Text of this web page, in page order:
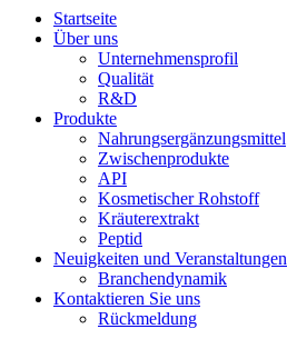
Startseite
Über uns
Unternehmensprofil
Qualität
R&D
Produkte
Nahrungsergänzungsmittel
Zwischenprodukte
API
Kosmetischer Rohstoff
Kräuterextrakt
Peptid
Neuigkeiten und Veranstaltungen
Branchendynamik
Kontaktieren Sie uns
Rückmeldung